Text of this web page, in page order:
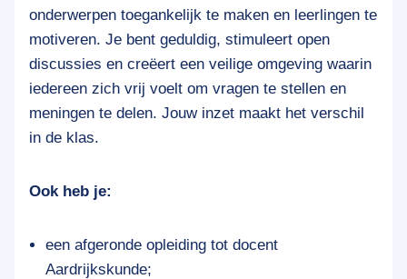
onderwerpen toegankelijk te maken en leerlingen te
motiveren. Je bent geduldig, stimuleert open
discussies en creëert een veilige omgeving waarin
iedereen zich vrij voelt om vragen te stellen en
meningen te delen. Jouw inzet maakt het verschil
in de klas.
Ook heb je:
een afgeronde opleiding tot docent
Aardrijkskunde;